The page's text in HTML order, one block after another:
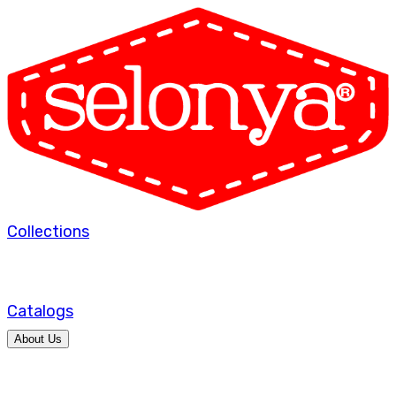
Collections
Catalogs
About Us